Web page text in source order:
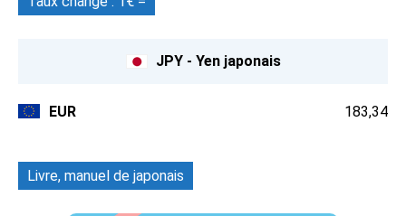
JPY - Yen japonais
EUR 183,34
Livre, manuel de japonais